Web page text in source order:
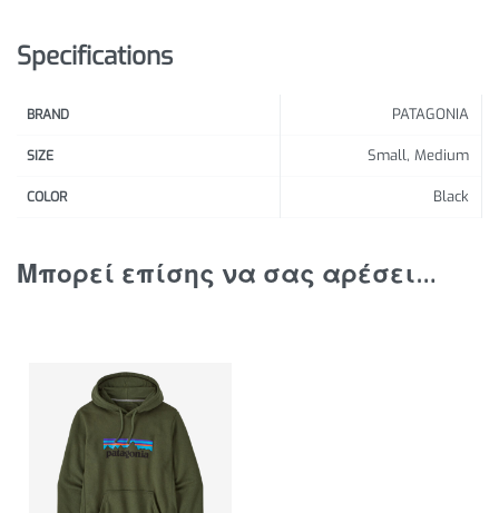
Specifications
BRAND PATAGONIA
SIZE Small, Medium
COLOR Black
Μπορεί επίσης να σας αρέσει…